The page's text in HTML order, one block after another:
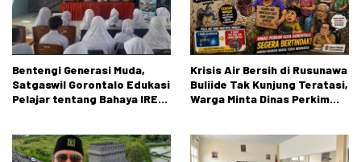
Bentengi Generasi Muda,
Satgaswil Gorontalo Edukasi
Pelajar tentang Bahaya IRET,
Krisis Air Bersih di Rusunawa
Buliide Tak Kunjung Teratasi,
Warga Minta Dinas Perkim